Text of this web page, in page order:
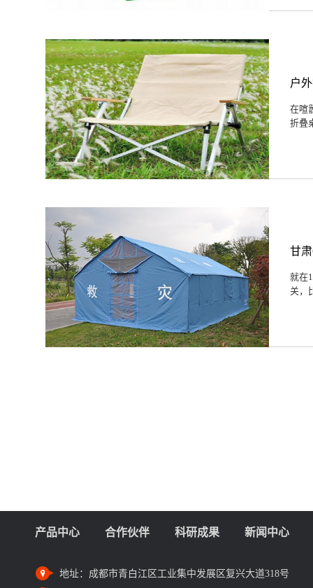
户
在喧
折叠
甘
就在
关，
产品中心 合作伙伴 科研成果 新闻中心
地址： 成都市青白江区工业集中发展区复兴大道318号